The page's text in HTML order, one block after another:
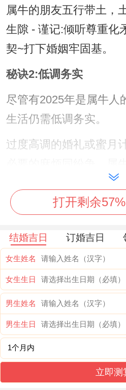
属牛的朋友五行带土，
生隙 - 谨记:倾听尊重化
契~打下婚姻牢固基。
秘诀2:低调务实
尽管有2025年是属牛人
生活仍需低调务实。
过度高调的婚礼或蜜月
免炫耀与铺张，以真诚
姻生活！
属牛的人同羊（未）相
（戌）相刑、跟马（午
再选择结婚日子时，属
开未日、午日、戌日这
的伴郎伴娘也应尽量避
的人，以免对婚姻产生
有机会选择属鼠、属蛇
打开剩余
结婚吉日 订婚吉日
女生姓名
女生生日
男生姓名
男生生日
立即测